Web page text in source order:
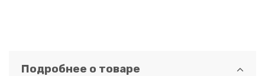
Подробнее о товаре